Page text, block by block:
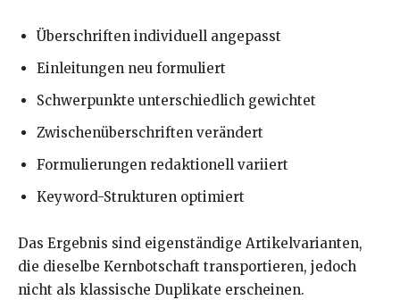
Überschriften individuell angepasst
Einleitungen neu formuliert
Schwerpunkte unterschiedlich gewichtet
Zwischenüberschriften verändert
Formulierungen redaktionell variiert
Keyword-Strukturen optimiert
Das Ergebnis sind eigenständige Artikelvarianten,
die dieselbe Kernbotschaft transportieren, jedoch
nicht als klassische Duplikate erscheinen.